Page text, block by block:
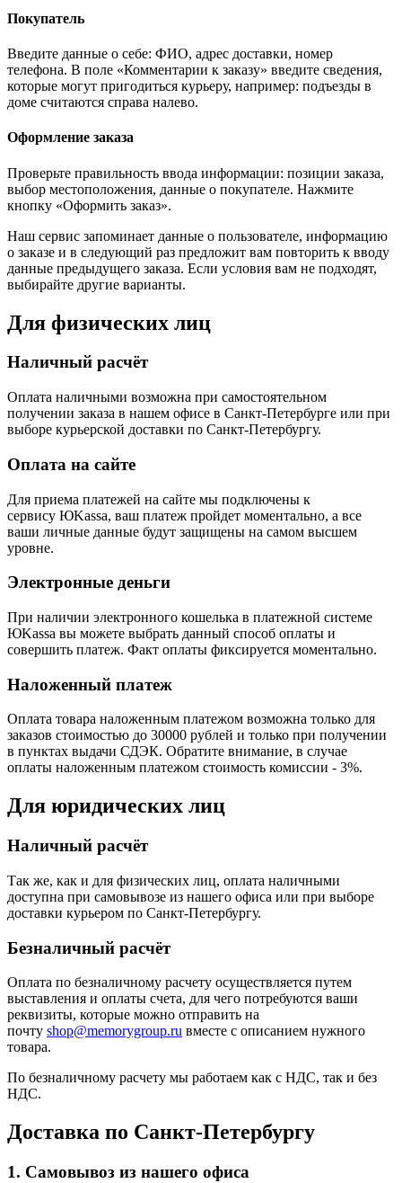
Покупатель
Введите данные о себе: ФИО, адрес доставки, номер
телефона. В поле «Комментарии к заказу» введите сведения,
которые могут пригодиться курьеру, например: подъезды в
доме считаются справа налево.
Оформление заказа
Проверьте правильность ввода информации: позиции заказа,
выбор местоположения, данные о покупателе. Нажмите
кнопку «Оформить заказ».
Наш сервис запоминает данные о пользователе, информацию
о заказе и в следующий раз предложит вам повторить к вводу
данные предыдущего заказа. Если условия вам не подходят,
выбирайте другие варианты.
Для физических лиц
Наличный расчёт
Оплата наличными возможна при самостоятельном
получении заказа в нашем офисе в Санкт-Петербурге или при
выборе курьерской доставки по Санкт-Петербургу.
Оплата на сайте
Для приема платежей на сайте мы подключены к
сервису ЮKassa, ваш платеж пройдет моментально, а все
ваши личные данные будут защищены на самом высшем
уровне.
Электронные деньги
При наличии электронного кошелька в платежной системе
ЮKassa вы можете выбрать данный способ оплаты и
совершить платеж. Факт оплаты фиксируется моментально.
Наложенный платеж
Оплата товара наложенным платежом возможна только для
заказов стоимостью до 30000 рублей и только при получении
в пунктах выдачи СДЭК. Обратите внимание, в случае
оплаты наложенным платежом стоимость комиссии - 3%.
Для юридических лиц
Наличный расчёт
Так же, как и для физических лиц, оплата наличными
доступна при самовывозе из нашего офиса или при выборе
доставки курьером по Санкт-Петербургу.
Безналичный расчёт
Оплата по безналичному расчету осуществляется путем
выставления и оплаты счета, для чего потребуются ваши
реквизиты, которые можно отправить на
почту shop@memorygroup.ru вместе с описанием нужного
товара.
По безналичному расчету мы работаем как с НДС, так и без
НДС.
Доставка по Санкт-Петербургу
1. Самовывоз из нашего офиса